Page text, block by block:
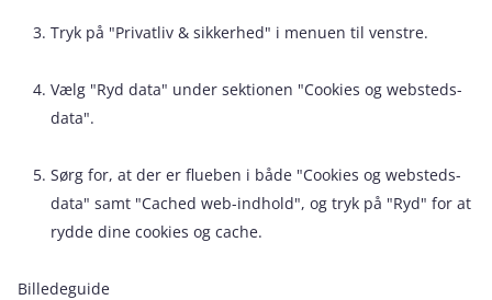
Tryk på "Privatliv & sikkerhed" i menuen til venstre.
Vælg "Ryd data" under sektionen "Cookies og websteds-
data".
Sørg for, at der er flueben i både "Cookies og websteds-
data" samt "Cached web-indhold", og tryk på "Ryd" for at
rydde dine cookies og cache.
Billedeguide